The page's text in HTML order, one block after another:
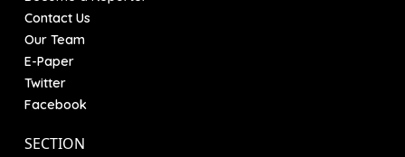
Contact Us
Our Team
E-Paper
Twitter
Facebook
SECTION